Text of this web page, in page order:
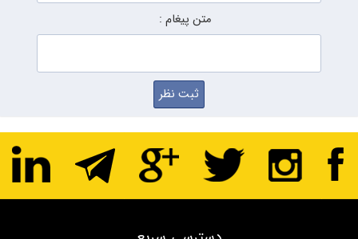
متن پیغام :